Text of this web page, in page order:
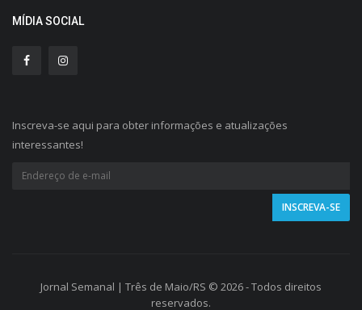
MÍDIA SOCIAL
Inscreva-se aqui para obter informações e atualizações
interessantes!
Jornal Semanal | Três de Maio/RS © 2026 - Todos direitos
reservados.